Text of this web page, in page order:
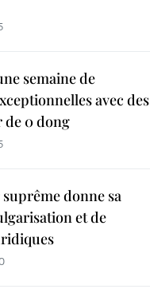
semaine de
avec des
de 0 dong
donne sa
et de